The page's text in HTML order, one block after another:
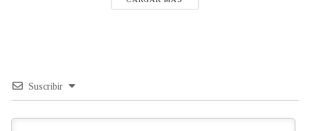
Suscribir